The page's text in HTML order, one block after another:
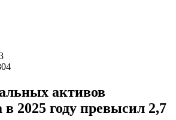
активов
2025 году превысил 2,7